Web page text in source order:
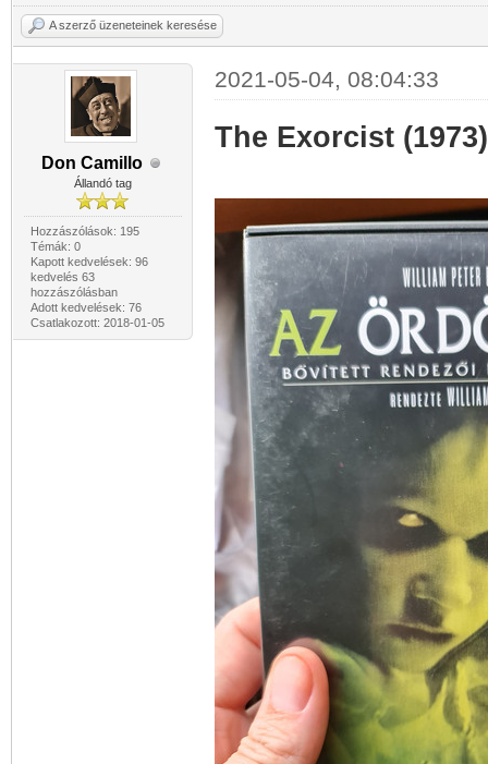
A szerző üzeneteinek keresése
Don Camillo
Állandó tag
Hozzászólások: 195
Témák: 0
Kapott kedvelések: 96
kedvelés 63
hozzászólásban
Adott kedvelések: 76
Csatlakozott: 2018-01-05
2021-05-04, 08:04:33
The Exorcist (1973)